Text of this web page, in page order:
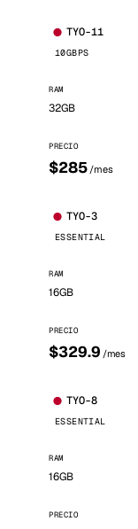
TYO-11
10GBPS
RAM
32GB
PRECIO
$285 /mes
TYO-3
ESSENTIAL
RAM
16GB
PRECIO
$329.9 /mes
TYO-8
ESSENTIAL
RAM
16GB
PRECIO